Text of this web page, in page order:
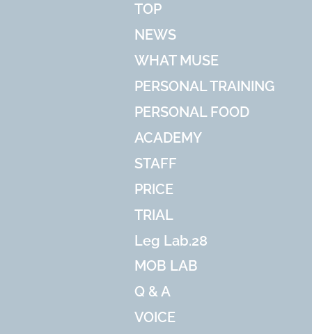
TOP
NEWS
WHAT MUSE
PERSONAL TRAINING
PERSONAL FOOD
ACADEMY
STAFF
PRICE
TRIAL
Leg Lab.28
MOB LAB
Q & A
VOICE